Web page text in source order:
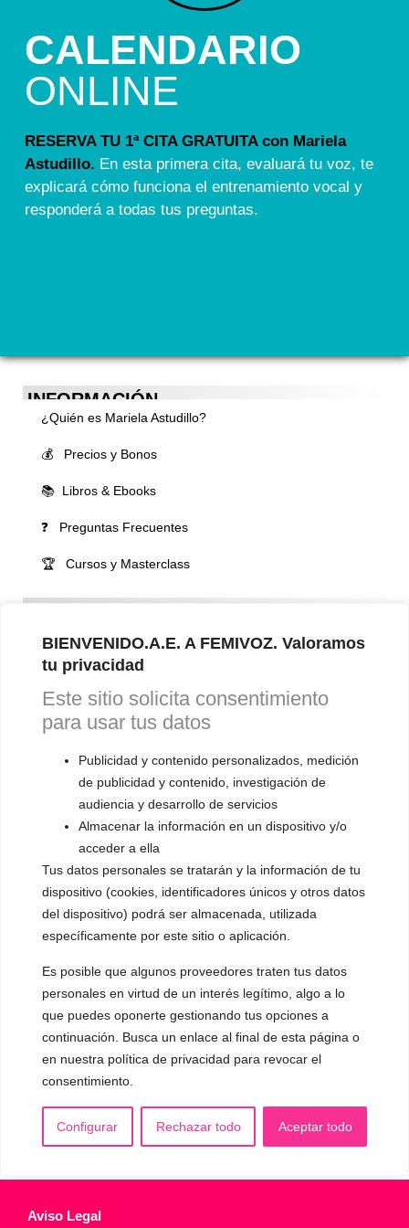
BIENVENIDO.A.E. A FEMIVOZ. Valoramos
tu privacidad
Este sitio solicita consentimiento
para usar tus datos
Publicidad y contenido personalizados, medición
de publicidad y contenido, investigación de
audiencia y desarrollo de servicios
Almacenar la información en un dispositivo y/o
acceder a ella
Tus datos personales se tratarán y la información de tu
dispositivo (cookies, identificadores únicos y otros datos
del dispositivo) podrá ser almacenada, utilizada
específicamente por este sitio o aplicación.
Es posible que algunos proveedores traten tus datos
personales en virtud de un interés legítimo, algo a lo
que puedes oponerte gestionando tus opciones a
continuación. Busca un enlace al final de esta página o
en nuestra política de privacidad para revocar el
consentimiento.
Configurar Rechazar todo Aceptar todo
CALENDARIO
ONLINE
RESERVA TU 1ª CITA GRATUITA con Mariela
Astudillo. En esta primera cita, evaluará tu voz, te
explicará cómo funciona el entrenamiento vocal y
responderá a todas tus preguntas.
INFORMACIÓN
¿Quién es Mariela Astudillo?
💰 Precios y Bonos
📚 Libros & Ebooks
❓ Preguntas Frecuentes
🏆 Cursos y Masterclass
▪️ Masculinización de la voz
▪️ Neutralización de la voz
▪️ Dualización de la voz
▪️ Androginización de la voz
OTRAS SESIONES
▪️ Caracterización de la voz
▪️ Voz virilizada por esteroides
▪️ Modificación del acento
🟥 CIRUGÍA: Glotoplastia
CONTACTO Y CITAS
✅Pide tu CITA ONLINE
Email :contacto@femivoz.es
Aviso Legal